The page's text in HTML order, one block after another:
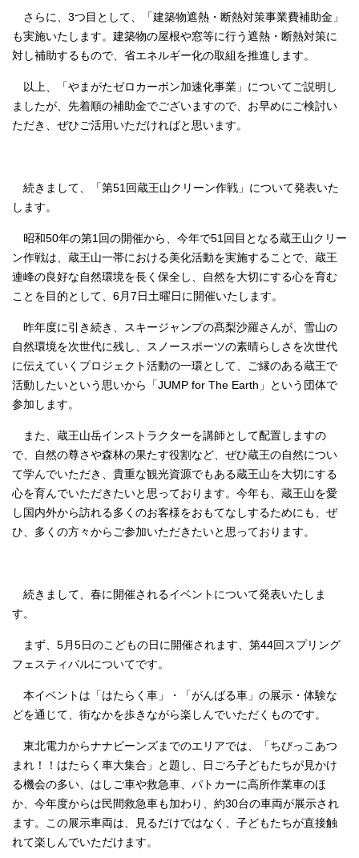
さらに、3つ目として、「建築物遮熱・断熱対策事業費補助金」
も実施いたします。建築物の屋根や窓等に行う遮熱・断熱対策に
対し補助するもので、省エネルギー化の取組を推進します。
以上、「やまがたゼロカーボン加速化事業」についてご説明し
ましたが、先着順の補助金でございますので、お早めにご検討い
ただき、ぜひご活用いただければと思います。
続きまして、「第51回蔵王山クリーン作戦」について発表いた
します。
昭和50年の第1回の開催から、今年で51回目となる蔵王山クリー
ン作戦は、蔵王山一帯における美化活動を実施することで、蔵王
連峰の良好な自然環境を長く保全し、自然を大切にする心を育む
ことを目的として、6月7日土曜日に開催いたします。
昨年度に引き続き、スキージャンプの髙梨沙羅さんが、雪山の
自然環境を次世代に残し、スノースポーツの素晴らしさを次世代
に伝えていくプロジェクト活動の一環として、ご縁のある蔵王で
活動したいという思いから「JUMP for The Earth」という団体で
参加します。
また、蔵王山岳インストラクターを講師として配置しますの
で、自然の尊さや森林の果たす役割など、ぜひ蔵王の自然につい
て学んでいただき、貴重な観光資源でもある蔵王山を大切にする
心を育んでいただきたいと思っております。今年も、蔵王山を愛
し国内外から訪れる多くのお客様をおもてなしするためにも、ぜ
ひ、多くの方々からご参加いただきたいと思っております。
続きまして、春に開催されるイベントについて発表いたしま
す。
まず、5月5日のこどもの日に開催されます、第44回スプリング
フェスティバルについてです。
本イベントは「はたらく車」・「がんばる車」の展示・体験な
どを通じて、街なかを歩きながら楽しんでいただくものです。
東北電力からナナビーンズまでのエリアでは、「ちびっこあつ
まれ！！はたらく車大集合」と題し、日ごろ子どもたちが見かけ
る機会の多い、はしご車や救急車、パトカーに高所作業車のほ
か、今年度からは民間救急車も加わり、約30台の車両が展示され
ます。この展示車両は、見るだけではなく、子どもたちが直接触
れて楽しんでいただけます。